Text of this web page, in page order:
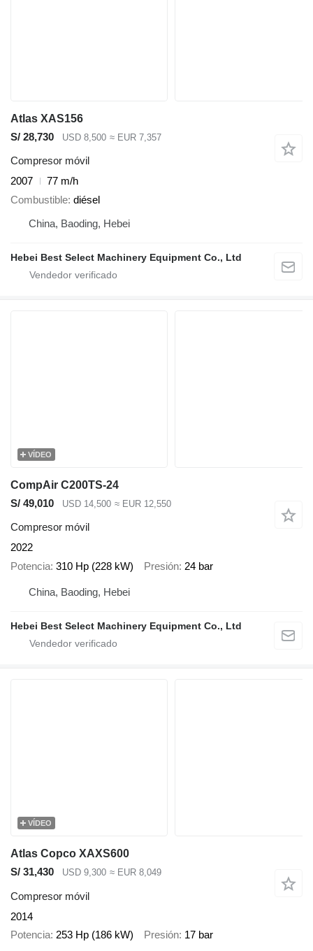
Atlas XAS156
S/ 28,730
USD 8,500 ≈ EUR 7,357
Compresor móvil
2007
77 m/h
Combustible diésel
China, Baoding, Hebei
Hebei Best Select Machinery Equipment Co., Ltd
VÍDEO
CompAir C200TS-24
S/ 49,010
USD 14,500 ≈ EUR 12,550
Compresor móvil
2022
Potencia 310 Hp (228 kW) Presión 24 bar
China, Baoding, Hebei
Hebei Best Select Machinery Equipment Co., Ltd
VÍDEO
Atlas Copco XAXS600
S/ 31,430
USD 9,300 ≈ EUR 8,049
Compresor móvil
2014
Potencia 253 Hp (186 kW) Presión 17 bar